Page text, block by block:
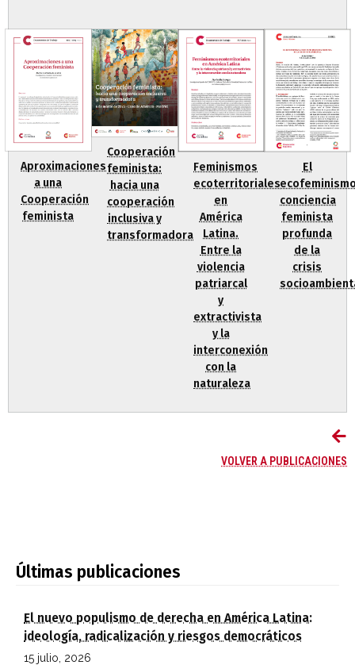
Aproximaciones
a una
Cooperación
feminista
Cooperación
feminista:
hacia una
cooperación
inclusiva y
transformadora
Feminismos
ecoterritoriales
en
América
Latina.
Entre la
violencia
patriarcal
y
extractivista
y la
interconexión
con la
naturaleza
El
conciencia
feminista
profunda
de la
crisis
VOLVER A PUBLICACIONES
Últimas publicaciones
El nuevo populismo de derecha en América Latina:
ideología, radicalización y riesgos democráticos
15 julio, 2026